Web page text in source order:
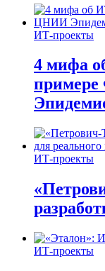
ИТ-проекты
4 мифа
ИТ-проекты
ИТ-проекты